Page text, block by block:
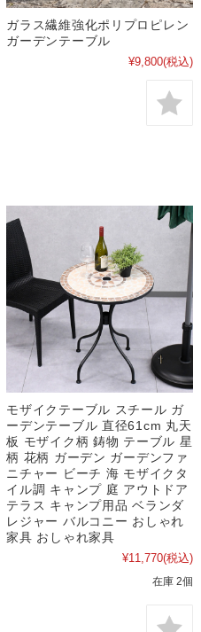
ガラス繊維強化ポリプロピレン
ガーデンテーブル
¥9,800(税込)
モザイクテーブル スチール ガ
ーデンテーブル 直径61cm 丸天
板 モザイク柄 鋳物 テーブル 星
柄 花柄 ガーデン ガーデンファ
ニチャー ビーチ 海 モザイクタ
イル調 キャンプ 庭 アウトドア
テラス キャンプ用品 ベランダ
レジャー バルコニー おしゃれ
家具 おしゃれ家具
¥11,770(税込)
在庫 2個